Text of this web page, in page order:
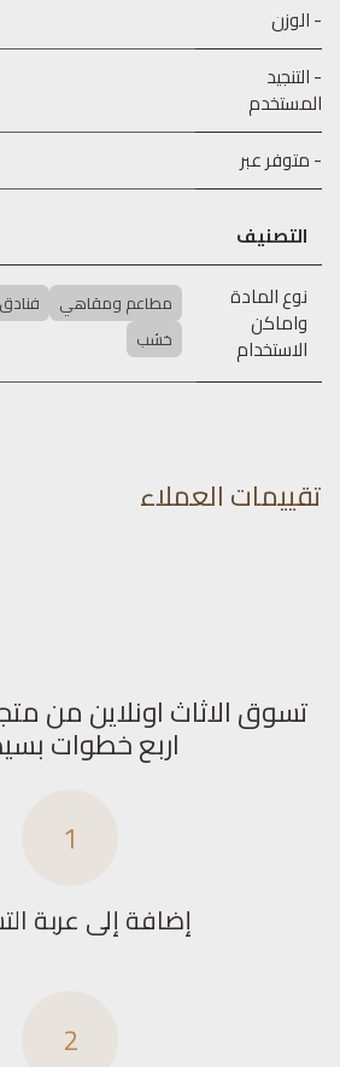
- الوزن
- التنجيد
المستخدم
- متوفر عبر
التصنيف
نوع المادة
واماكن
الاستخدام
مطاعم ومقاهي فنادق
خشب
تقييمات العملاء
تسوق الاثاث اونلاين من
اربع خطوات
2
1
إضافة إلى عربة